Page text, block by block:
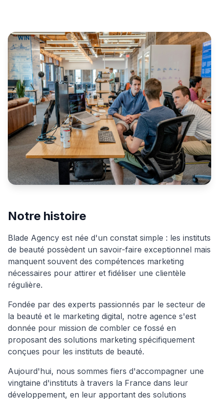
Notre histoire
Blade Agency est née d'un constat simple : les instituts
de beauté possèdent un savoir-faire exceptionnel mais
manquent souvent des compétences marketing
nécessaires pour attirer et fidéliser une clientèle
régulière.
Fondée par des experts passionnés par le secteur de
la beauté et le marketing digital, notre agence s'est
donnée pour mission de combler ce fossé en
proposant des solutions marketing spécifiquement
conçues pour les instituts de beauté.
Aujourd'hui, nous sommes fiers d'accompagner une
vingtaine d'instituts à travers la France dans leur
développement, en leur apportant des solutions